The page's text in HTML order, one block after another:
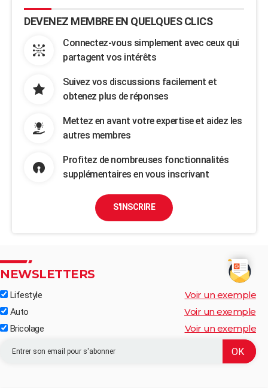
DEVENEZ MEMBRE EN QUELQUES CLICS
Connectez-vous simplement avec ceux qui
partagent vos intérêts
Suivez vos discussions facilement et
obtenez plus de réponses
Mettez en avant votre expertise et aidez les
autres membres
Profitez de nombreuses fonctionnalités
supplémentaires en vous inscrivant
S'INSCRIRE
NEWSLETTERS
Lifestyle Voir un exemple
Auto Voir un exemple
Bricolage Voir un exemple